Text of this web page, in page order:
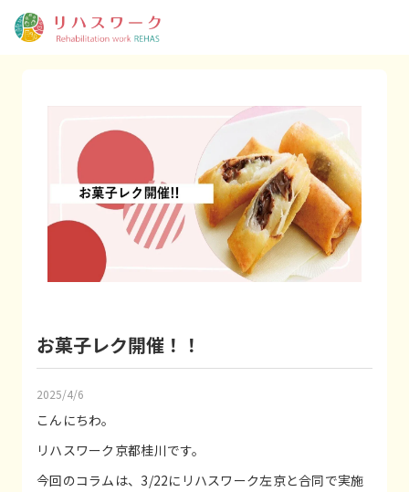
お菓子レク開催！！
2025/4/6
こんにちわ。
リハスワーク京都桂川です。
今回のコラムは、3/22にリハスワーク左京と合同で実施